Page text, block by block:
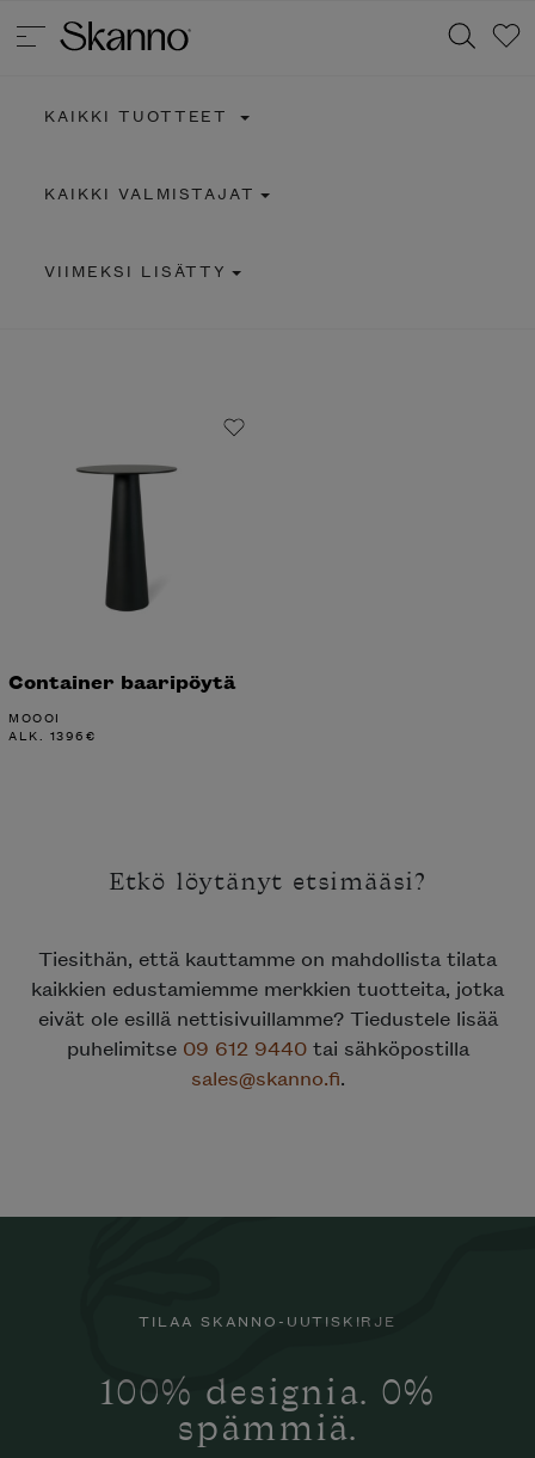
KAIKKI TUOTTEET
KAIKKI VALMISTAJAT
VIIMEKSI LISÄTTY
Container baaripöytä
MOOOI
ALK. 1396€
Etkö löytänyt etsimääsi?
Tiesithän, että kauttamme on mahdollista tilata
kaikkien edustamiemme merkkien tuotteita, jotka
eivät ole esillä nettisivuillamme? Tiedustele lisää
puhelimitse 09 612 9440tai sähköpostilla
sales@skanno.fi.
TILAA SKANNO-UUTISKIRJE
100% designia. 0%
spämmiä.